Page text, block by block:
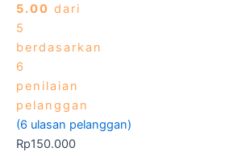
5.00 dari
5
berdasarkan
6
penilaian
pelanggan
(6 ulasan pelanggan)
Rp150.000